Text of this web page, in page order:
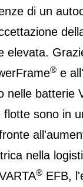
di un
elevata.
® e
nelle batterie
flotte sono in
nella
® EFB,